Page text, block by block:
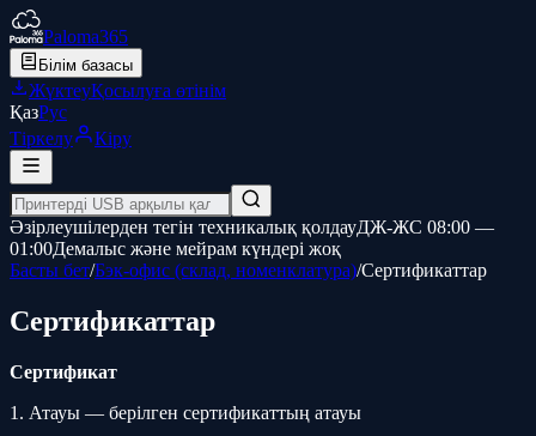
Paloma365
Білім базасы
ЖүктеуҚосылуға өтінім
ҚазРус
Тіркелу
Кіру
Әзірлеушілерден тегін техникалық қолдауДЖ-ЖС 08:00 —
01:00Демалыс және мейрам күндері жоқ
Басты бет/Бэк-офис (склад, номенклатура)/Сертификаттар
Сертификаттар
Сертификат
1. Атауы — берілген сертификаттың атауы